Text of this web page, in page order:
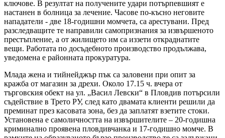
ключове. В резултат на получените удари потърпевшият е
настанен в болница за лечение. Часове по-късно неговите
нападатели - две 18-годишни момчета, са арестувани. Пред
разследващите те направили самопризнания за извършеното
престъпление, а от жилището им са иззети откраднатите
вещи. Работата по досъдебното производство продължава,
уведомена е районната прокуратура.
Млада жена и тийнейджър пък са заловени при опит за
кражба от магазин за дрехи. Около 17.15 ч. вчера от
търговския обект на ул. „Васил Левски“ в Пловдив потърсили
съдействие в Трето РУ, след като двамата клиенти решили да
преминат през касовата зона, без да заплатят взетите стоки.
Установена е самоличността на извършителите – 20-годишна
криминално проявена пловдивчанка и 17-годишно момче. В